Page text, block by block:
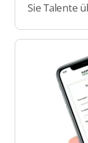
Sie Talente
eine
Entdecken
bei JobSaas.